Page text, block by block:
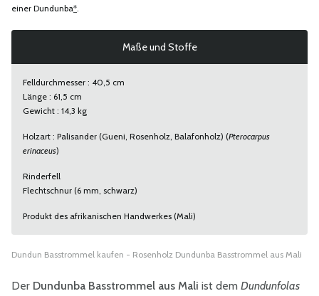
einer Dundunba*
Maße und Stoffe
Felldurchmesser : 40,5 cm
Länge : 61,5 cm
Gewicht : 14,3 kg
Holzart : Palisander (Gueni, Rosenholz, Balafonholz) (Pterocarpus
erinaceus)
Rinderfell
Flechtschnur (6 mm, schwarz)
Produkt des afrikanischen Handwerkes (Mali)
Dundun Basstrommel kaufen - Rosenholz Dundunba Basstrommel aus Mali
Der Dundunba Basstrommel aus Mali ist dem Dundunfolas